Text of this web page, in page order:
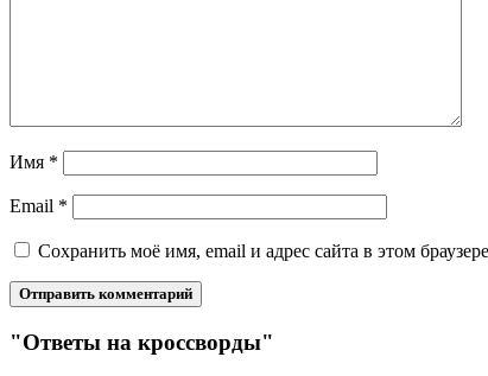
Имя *
Email *
Сохранить моё имя, email и адрес сайта в этом
"Ответы на кроссворды"